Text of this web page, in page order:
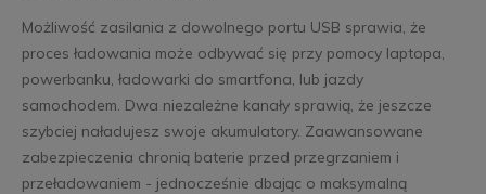
Możliwość zasilania z dowolnego portu USB sprawia, że
proces ładowania może odbywać się przy pomocy laptopa,
powerbanku, ładowarki do smartfona, lub jazdy
samochodem. Dwa niezależne kanały sprawią, że jeszcze
szybciej naładujesz swoje akumulatory. Zaawansowane
zabezpieczenia chronią baterie przed przegrzaniem i
przeładowaniem - jednocześnie dbając o maksymalną